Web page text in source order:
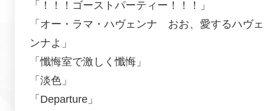
「！！！ゴーストパーティー！！！」
「オー・ラマ・ハヴェンナ おお、愛するハヴェ
ンナよ」
「懺悔室で激しく懺悔」
「淡色」
「Departure」